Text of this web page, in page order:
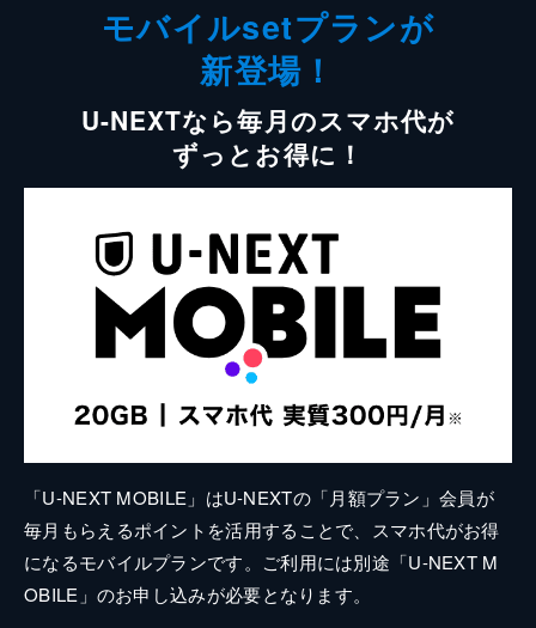
モバイルsetプランが
新登場！
U-NEXTなら毎月のスマホ代が
ずっとお得に！
「U-NEXT MOBILE」はU-NEXTの「月額プラン」会員が
毎月もらえるポイントを活用することで、スマホ代がお得
になるモバイルプランです。ご利用には別途「U-NEXT M
OBILE」のお申し込みが必要となります。